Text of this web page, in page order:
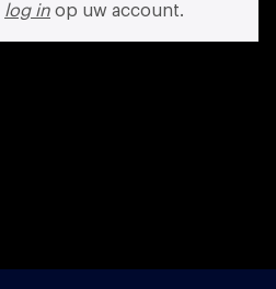
log in op uw account.